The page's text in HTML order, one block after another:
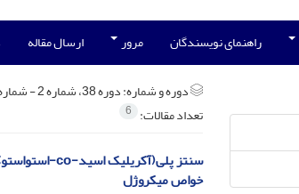
راهنمای نویسندگان مرور ارسال مقاله
دوره و شماره:دوره 38، شماره 2 - شماره پیاپی 196، خرداد و تیر 1404
تعداد مقالات: 6
خواص میکروژل